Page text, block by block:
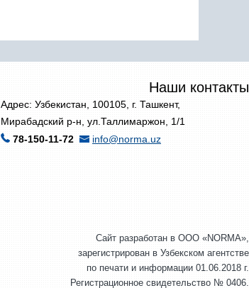
Наши контакты
Адрес: Узбекистан, 100105, г. Ташкент,
Мирабадский р-н, ул.Таллимаржон, 1/1
78-150-11-72
info@norma.uz
Сайт разработан в ООО «NORMA»,
зарегистрирован в Узбекском агентстве
по печати и информации 01.06.2018 г.
Регистрационное свидетельство № 0406.